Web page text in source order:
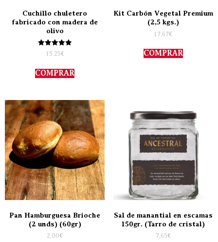
Cuchillo chuletero
fabricado con madera de
olivo
Valorado
con
de 5
15,25€
COMPRAR
Kit Carbón Vegetal Premium
(2,5 kgs.)
17,67€
COMPRAR
Pan Hamburguesa Brioche
(2 unds) (60gr)
2,00€
Sal de manantial en escamas
150gr. (Tarro de cristal)
7,65€